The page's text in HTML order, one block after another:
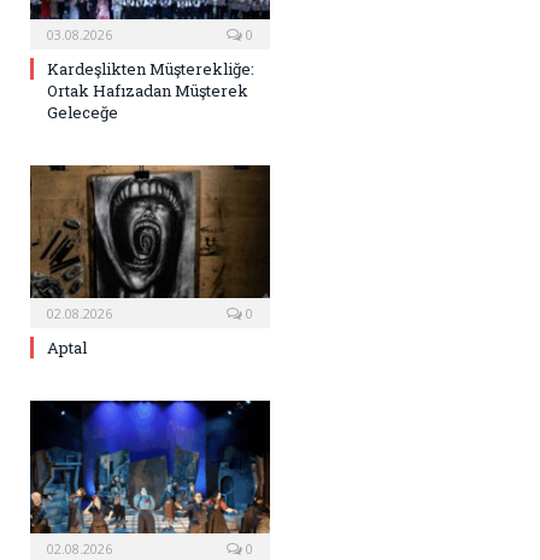
03.08.2026 0
Kardeşlikten Müşterekliğe:
Ortak Hafızadan Müşterek
Geleceğe
02.08.2026 0
Aptal
02.08.2026 0